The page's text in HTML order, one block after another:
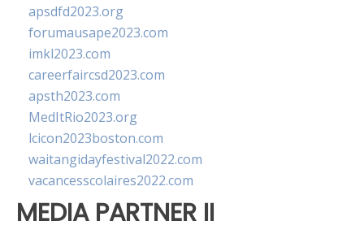
apsdfd2023.org
forumausape2023.com
imkl2023.com
careerfaircsd2023.com
apsth2023.com
MedItRio2023.org
lcicon2023boston.com
waitangidayfestival2022.com
vacancesscolaires2022.com
MEDIA PARTNER II